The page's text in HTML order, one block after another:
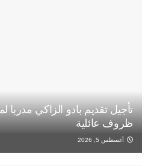
تأجيل تقديم بادو الزاكي
ظروف عائلية
أغسطس 5, 2026